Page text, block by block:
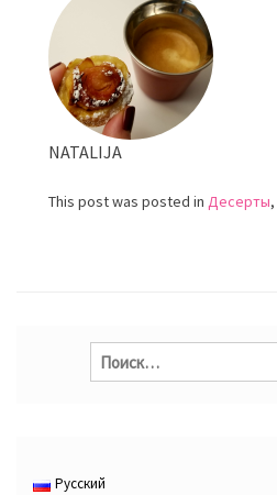
NATALIJA
This post was posted in Десерты,
Найти:
Русский